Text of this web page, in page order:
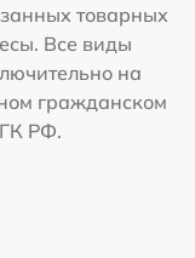
товарных
Все виды
на
гражданском
ГК РФ.